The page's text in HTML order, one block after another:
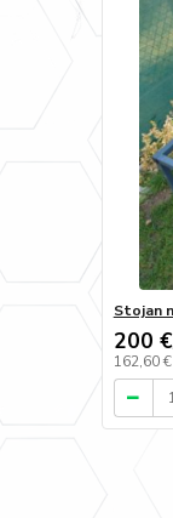
Stojan
200 €
162,60 €